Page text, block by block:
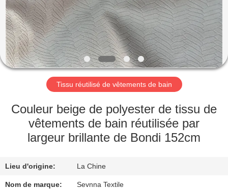
VR
SHOW
AU
SUJET
DE
NOUS
D'USINE
Tissu réutilisé de vêtements de bain
Couleur beige de polyester de tissu de
vêtements de bain réutilisée par
largeur brillante de Bondi 152cm
Lieu d'origine: La Chine
Nom de marque: Sevnna Textile